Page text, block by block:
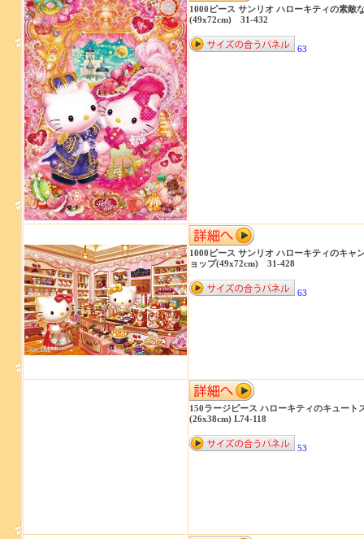
1000ピース サンリオ ハローキティの素敵
(49x72cm) 31-432
63
1000ピース サンリオ ハローキティのキャ
ョップ(49x72cm) 31-428
63
150ラージピース ハローキティのキュート
(26x38cm) L74-118
53